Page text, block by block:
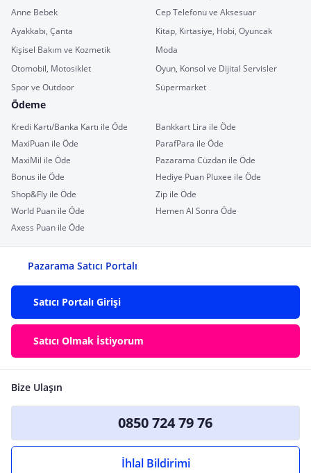
Anne Bebek
Cep Telefonu ve Aksesuar
Ayakkabı, Çanta
Kitap, Kırtasiye, Hobi, Oyuncak
Kişisel Bakım ve Kozmetik
Moda
Otomobil, Motosiklet
Oyun, Konsol ve Dijital Servisler
Spor ve Outdoor
Süpermarket
Ödeme
Kredi Kartı/Banka Kartı ile Öde
Bankkart Lira ile Öde
MaxiPuan ile Öde
ParafPara ile Öde
MaxiMil ile Öde
Pazarama Cüzdan ile Öde
Bonus ile Öde
Hediye Puan Pluxee ile Öde
Shop&Fly ile Öde
Zip ile Öde
World Puan ile Öde
Hemen Al Sonra Öde
Axess Puan ile Öde
Pazarama Satıcı Portalı
Satıcı Portalı Girişi
Satıcı Olmak İstiyorum
Bize Ulaşın
0850 724 79 76
İhlal Bildirimi